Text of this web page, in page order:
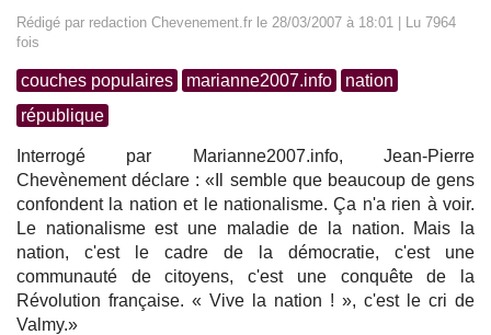
Rédigé par redaction Chevenement.fr le 28/03/2007 à 18:01 | Lu 7964
fois
couches populaires marianne2007.info
nation
république
Interrogé par Marianne2007.info, Jean-Pierre
Chevènement déclare : «Il semble que beaucoup de gens
confondent la nation et le nationalisme. Ça n'a rien à voir.
Le nationalisme est une maladie de la nation. Mais la
nation, c'est le cadre de la démocratie, c'est une
communauté de citoyens, c'est une conquête de la
Révolution française. « Vive la nation ! », c'est le cri de
Valmy.»